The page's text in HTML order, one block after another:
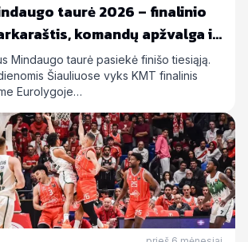
taurė 2026 – finalinio
komandų apžvalga ir
Mindaugo taurė pasiekė finišo tiesiąją.
Šiauliuose vyks KMT finalinis
Eurolygoje…